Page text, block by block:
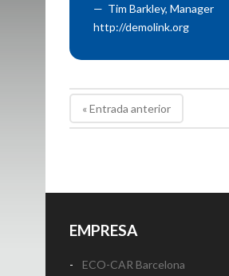
Tim Barkley, Manager
http://demolink.org
« Entrada anterior
EMPRESA
ECO-CAR Barcelona